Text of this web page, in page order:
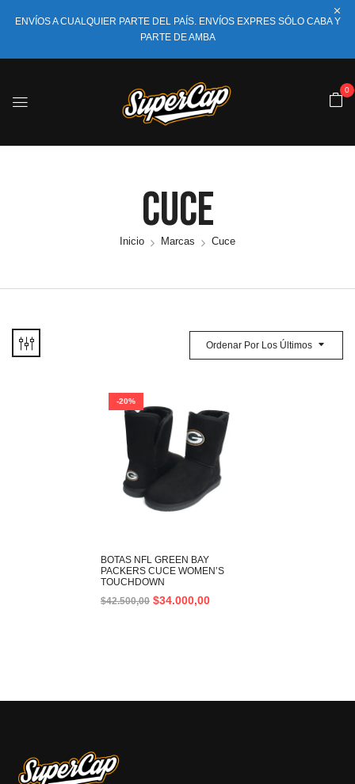
ENVÍOS A CUALQUIER PARTE DEL PAÍS. ENVÍOS EXPRES SÓLO CABA Y
PARTE DE AMBA
0
Cuce
Inicio Marcas Cuce
Ordenar Por Los Últimos
-20%
BOTAS NFL GREEN BAY
PACKERS CUCE WOMEN’S
TOUCHDOWN
$42.500,00 $34.000,00